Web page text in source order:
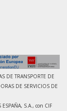
DE TRANSPORTE DE
DE SERVICIOS DE
S.A., con CIF